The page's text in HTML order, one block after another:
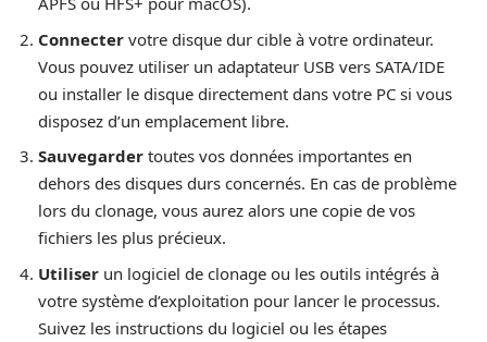
Connecter votre disque dur cible à votre ordinateur.
Vous pouvez utiliser un adaptateur USB vers SATA/IDE
ou installer le disque directement dans votre PC si vous
disposez d’un emplacement libre.
Sauvegarder toutes vos données importantes en
dehors des disques durs concernés. En cas de problème
lors du clonage, vous aurez alors une copie de vos
fichiers les plus précieux.
Utiliser un logiciel de clonage ou les outils intégrés à
votre système d’exploitation pour lancer le processus.
Suivez les instructions du logiciel ou les étapes